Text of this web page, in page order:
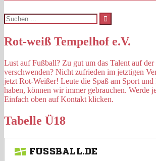
Suchen
nach:
Rot-weiß Tempelhof e.V.
Lust auf Fußball? Zu gut um das Talent auf der
verschwenden? Nicht zufrieden im jetztigen
jetzt Rot-Weißer! Leute die Spaß am Sport und
haben, können wir immer gebrauchen. Werde
Einfach oben auf Kontakt klicken.
Tabelle Ü18